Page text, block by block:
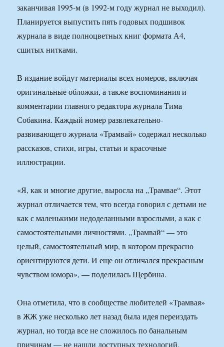
заканчивая 1995-м (в 1992-м году журнал не выходил).
Планируется выпустить пять годовых подшивок
журнала в виде полноцветных книг формата А4,
сшитых нитками.
В издание войдут материалы всех номеров, включая
оригинальные обложки, а также воспоминания и
комментарии главного редактора журнала Тима
Собакина. Каждый номер развлекательно-
развивающего журнала «Трамвай» содержал несколько
рассказов, стихи, игры, статьи и красочные
иллюстрации.
«Я, как и многие другие, выросла на „Трамвае“. Этот
журнал отличается тем, что всегда говорил с детьми не
как с маленькими недоделанными взрослыми, а как с
самостоятельными личностями. „Трамвай“ — это
целый, самостоятельный мир, в котором прекрасно
ориентируются дети. И еще он отличался прекрасным
чувством юмора», — поделилась Щербина.
Она отметила, что в сообществе любителей «Трамвая»
в ЖЖ уже несколько лет назад была идея переиздать
журнал, но тогда все не сложилось по банальным
причинам — не нашли доступных технологий.